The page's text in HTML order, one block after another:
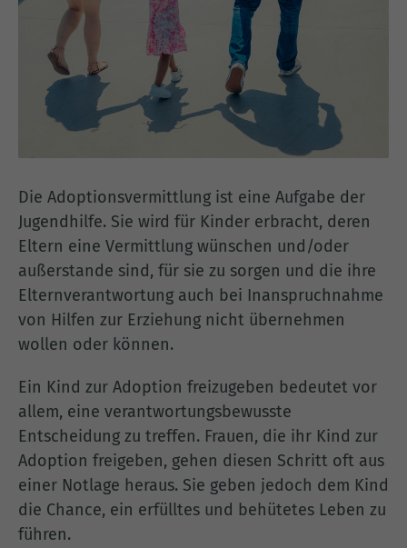
Die Adoptionsvermittlung ist eine Aufgabe der
Jugendhilfe. Sie wird für Kinder erbracht, deren
Eltern eine Vermittlung wünschen und/oder
außerstande sind, für sie zu sorgen und die ihre
Elternverantwortung auch bei Inanspruchnahme
von Hilfen zur Erziehung nicht übernehmen
wollen oder können.
Ein Kind zur Adoption freizugeben bedeutet vor
allem, eine verantwortungsbewusste
Entscheidung zu treffen. Frauen, die ihr Kind zur
Adoption freigeben, gehen diesen Schritt oft aus
einer Notlage heraus. Sie geben jedoch dem Kind
die Chance, ein erfülltes und behütetes Leben zu
führen.